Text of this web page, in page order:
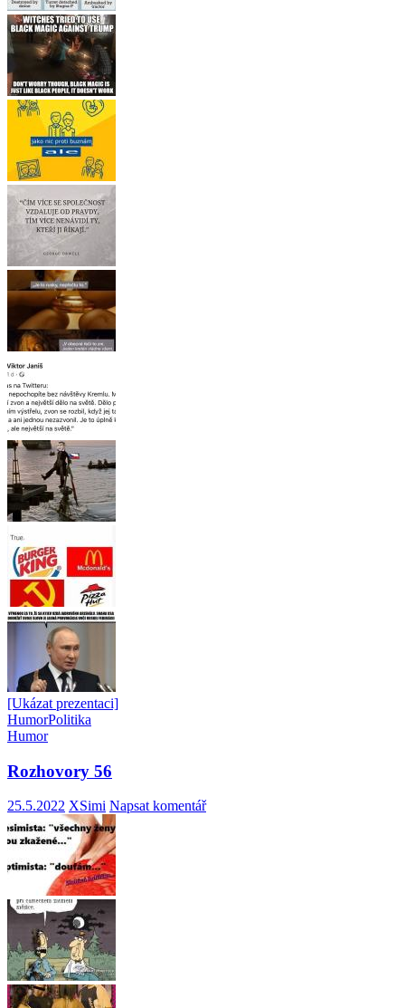
[Ukázat prezentaci]
HumorPolitika
Humor
Rozhovory 56
25.5.2022 XSimi Napsat komentář